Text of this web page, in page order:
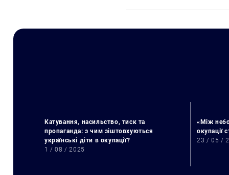
Катування, насильство, тиск та
пропаганда: з чим зіштовхуються
українські діти в окупації?
1 / 08 / 2025
«Між
окупації
23 / 05 /